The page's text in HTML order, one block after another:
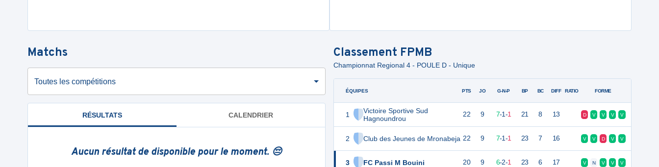
Matchs
Toutes les compétitions
RÉSULTATS CALENDRIER
Aucun résultat de disponible pour le moment. 😔
Classement FPMB
Championnat Regional 4 - POULE D - Unique
ÉQUIPES
1
Victoire Sportive Sud
Hagnoundrou
2 Club des Jeunes de Mronabeja
3 FC Passi M Bouini
PTS JO G-N-P BP BC DIFF RATIO FORME
22 9 7-1-1 21 8 13 D V V V V
22 9 7-1-1 23 7 16 V V D V V
20 9 6-2-1 23 6 17 V N V V V